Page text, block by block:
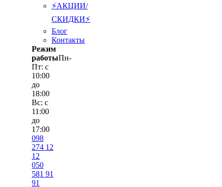
⚡АКЦИИ/
СКИДКИ⚡
Блог
Контакты
Режим
работыПн-
Пт: с
10:00
до
18:00
Вс: с
11:00
до
17:00
098
274 12
12
050
581 91
91